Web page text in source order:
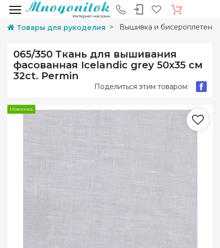
Товары для рукоделия Вышивка и
065/350 Ткань для вышивания
фасованная Icelandic grey 50х35 см
32ct. Permin
Поделиться этим товаром:
Новинка